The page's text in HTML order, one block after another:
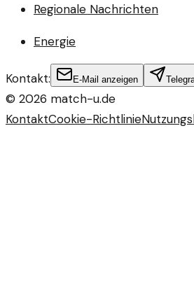
Regionale Nachrichten
Energie
Kontakt: E-Mail anzeigen
© 2026 match-u.de
KontaktCookie-Richtlinie